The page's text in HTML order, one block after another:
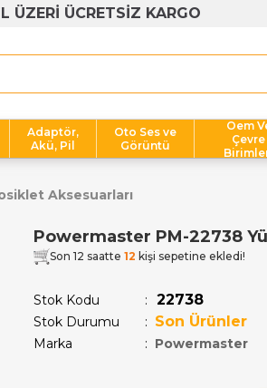
ÜZERİ ÜCRETSİZ KARGO
Adaptör,
Akü, Pil
Oto Ses ve
Görüntü
Oem
Çevre
Aksesuarları
Powermaster PM-22738
Son 12 saatte 12 kişi sepetine ekledi!
Stok Kodu 22738
Stok Durumu : Son Ürünler
Marka : Powermaster